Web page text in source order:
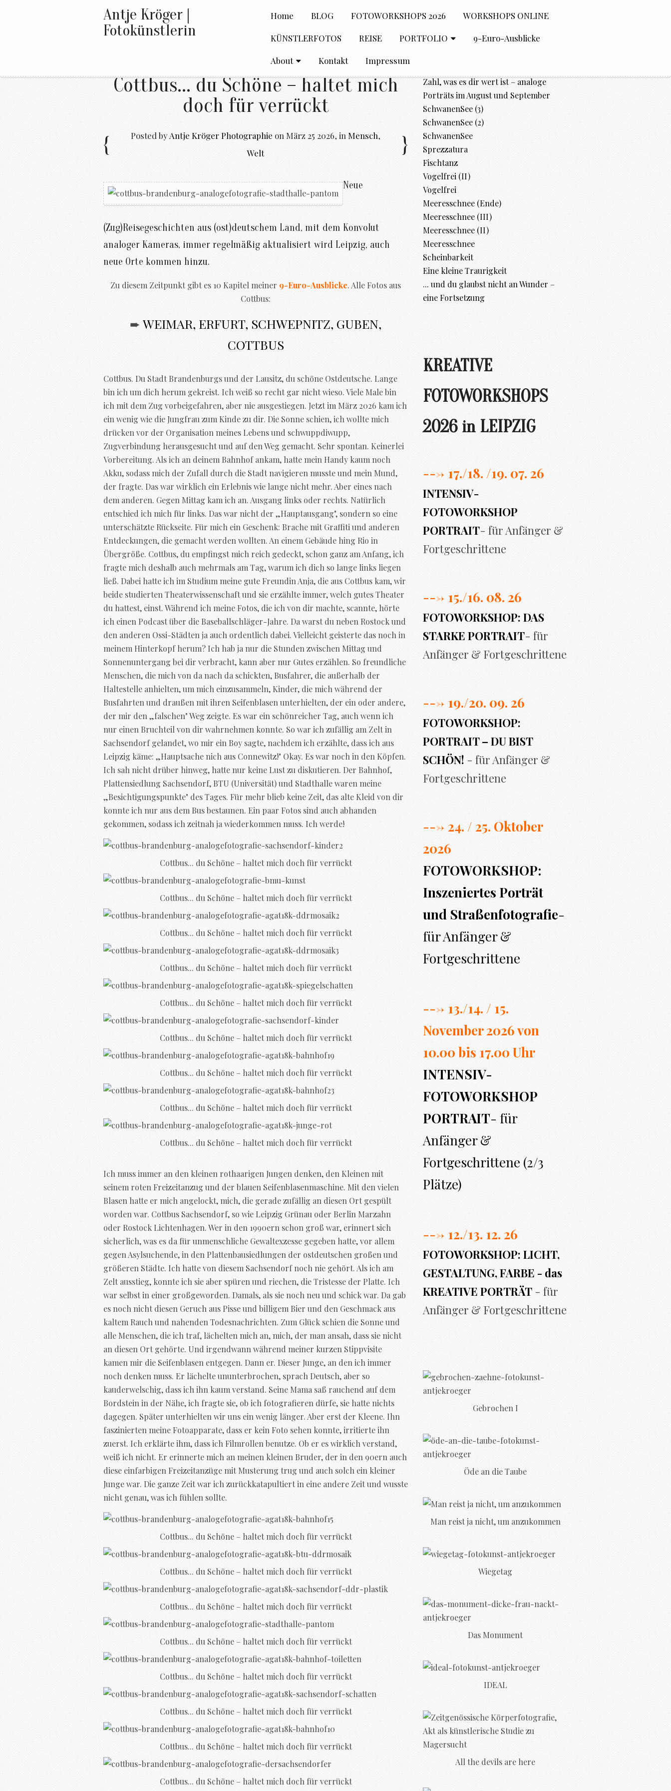
Antje Kröger |
Fotokünstlerin
Home BLOG FOTOWORKSHOPS 2026 WORKSHOPS ONLINE
KÜNSTLERFOTOS REISE PORTFOLIO 9-Euro-Ausblicke
About Kontakt Impressum
Cottbus... du Schöne – haltet mich
doch für verrückt
Posted byAntje Kröger Photographie on März 25 2026, in Mensch,
Welt
Neue
(Zug)Reisegeschichten aus (ost)deutschem Land, mit dem Konvolut
analoger Kameras, immer regelmäßig aktualisiert wird Leipzig, auch
neue Orte kommen hinzu.
Zu diesem Zeitpunkt gibt es 10 Kapitel meiner 9-Euro-Ausblicke. Alle Fotos aus
Cottbus:
➨WEIMAR, ERFURT, SCHWEPNITZ, GUBEN,
COTTBUS
Cottbus. Du Stadt Brandenburgs und der Lausitz, du schöne Ostdeutsche. Lange
bin ich um dich herum gekreist. Ich weiß so recht gar nicht wieso. Viele Male bin
ich mit dem Zug vorbeigefahren, aber nie ausgestiegen. Jetzt im März 2026 kam ich
ein wenig wie die Jungfrau zum Kinde zu dir. Die Sonne schien, ich wollte mich
drücken vor der Organisation meines Lebens und schwuppdiwupp,
Zugverbindung herausgesucht und auf den Weg gemacht. Sehr spontan. Keinerlei
Vorbereitung. Als ich an deinem Bahnhof ankam, hatte mein Handy kaum noch
Akku, sodass mich der Zufall durch die Stadt navigieren musste und mein Mund,
der fragte. Das war wirklich ein Erlebnis wie lange nicht mehr. Aber eines nach
dem anderen. Gegen Mittag kam ich an. Ausgang links oder rechts. Natürlich
entschied ich mich für links. Das war nicht der „Hauptausgang", sondern so eine
unterschätzte Rückseite. Für mich ein Geschenk: Brache mit Graffiti und anderen
Entdeckungen, die gemacht werden wollten. An einem Gebäude hing Rio in
Übergröße. Cottbus, du empfingst mich reich gedeckt, schon ganz am Anfang, ich
fragte mich deshalb auch mehrmals am Tag, warum ich dich so lange links liegen
ließ. Dabei hatte ich im Studium meine gute Freundin Anja, die aus Cottbus kam, wir
beide studierten Theaterwissenschaft und sie erzählte immer, welch gutes Theater
du hattest, einst. Während ich meine Fotos, die ich von dir machte, scannte, hörte
ich einen Podcast über die Baseballschläger-Jahre. Da warst du neben Rostock und
den anderen Ossi-Städten ja auch ordentlich dabei. Vielleicht geisterte das noch in
meinem Hinterkopf herum? Ich hab ja nur die Stunden zwischen Mittag und
Sonnenuntergang bei dir verbracht, kann aber nur Gutes erzählen. So freundliche
Menschen, die mich von da nach da schickten, Busfahrer, die außerhalb der
Haltestelle anhielten, um mich einzusammeln, Kinder, die mich während der
Busfahrten und draußen mit ihren Seifenblasen unterhielten, der ein oder andere,
der mir den „falschen" Weg zeigte. Es war ein schönreicher Tag, auch wenn ich
nur einen Bruchteil von dir wahrnehmen konnte. So war ich zufällig am Zelt in
Sachsendorf gelandet, wo mir ein Boy sagte, nachdem ich erzählte, dass ich aus
Leipzig käme: „Hauptsache nich aus Connewitz!" Okay. Es war noch in den Köpfen.
Ich sah nicht drüber hinweg, hatte nur keine Lust zu diskutieren. Der Bahnhof,
Plattensiedlung Sachsendorf, BTU (Universität) und Stadthalle waren meine
„Besichtigungspunkte" des Tages. Für mehr blieb keine Zeit, das alte Kleid von dir
konnte ich nur aus dem Bus bestaunen. Ein paar Fotos sind auch abhanden
gekommen, sodass ich zeitnah ja wiederkommen muss. Ich werde!
Cottbus... du Schöne – haltet mich doch für verrückt
Cottbus... du Schöne – haltet mich doch für verrückt
Cottbus... du Schöne – haltet mich doch für verrückt
Cottbus... du Schöne – haltet mich doch für verrückt
Cottbus... du Schöne – haltet mich doch für verrückt
Cottbus... du Schöne – haltet mich doch für verrückt
Cottbus... du Schöne – haltet mich doch für verrückt
Cottbus... du Schöne – haltet mich doch für verrückt
Cottbus... du Schöne – haltet mich doch für verrückt
Ich muss immer an den kleinen rothaarigen Jungen denken, den Kleinen mit
seinem roten Freizeitanzug und der blauen Seifenblasenmaschine. Mit den vielen
Blasen hatte er mich angelockt, mich, die gerade zufällig an diesen Ort gespült
worden war. Cottbus Sachsendorf, so wie Leipzig Grünau oder Berlin Marzahn
oder Rostock Lichtenhagen. Wer in den 1990ern schon groß war, erinnert sich
sicherlich, was es da für unmenschliche Gewaltexzesse gegeben hatte, vor allem
gegen Asylsuchende, in den Plattenbausiedlungen der ostdeutschen großen und
größeren Städte. Ich hatte von diesem Sachsendorf noch nie gehört. Als ich am
Zelt ausstieg, konnte ich sie aber spüren und riechen, die Tristesse der Platte. Ich
war selbst in einer großgeworden. Damals, als sie noch neu und schick war. Da gab
es noch nicht diesen Geruch aus Pisse und billigem Bier und den Geschmack aus
kaltem Rauch und nahenden Todesnachrichten. Zum Glück schien die Sonne und
alle Menschen, die ich traf, lächelten mich an, mich, der man ansah, dass sie nicht
an diesen Ort gehörte. Und irgendwann während meiner kurzen Stippvisite
kamen mir die Seifenblasen entgegen. Dann er. Dieser Junge, an den ich immer
noch denken muss. Er lächelte ununterbrochen, sprach Deutsch, aber so
kauderwelschig, dass ich ihn kaum verstand. Seine Mama saß rauchend auf dem
Bordstein in der Nähe, ich fragte sie, ob ich fotografieren dürfe, sie hatte nichts
dagegen. Später unterhielten wir uns ein wenig länger. Aber erst der Kleene. Ihn
faszinierten meine Fotoapparate, dass er kein Foto sehen konnte, irritierte ihn
zuerst. Ich erklärte ihm, dass ich Filmrollen benutze. Ob er es wirklich verstand,
weiß ich nicht. Er erinnerte mich an meinen kleinen Bruder, der in den 90ern auch
diese einfarbigen Freizeitanzüge mit Musterung trug und auch solch ein kleiner
Junge war. Die ganze Zeit war ich zurückkatapultiert in eine andere Zeit und wusste
nicht genau, was ich fühlen sollte.
Cottbus... du Schöne – haltet mich doch für verrückt
Cottbus... du Schöne – haltet mich doch für verrückt
Cottbus... du Schöne – haltet mich doch für verrückt
Cottbus... du Schöne – haltet mich doch für verrückt
Cottbus... du Schöne – haltet mich doch für verrückt
Cottbus... du Schöne – haltet mich doch für verrückt
Cottbus... du Schöne – haltet mich doch für verrückt
Cottbus... du Schöne – haltet mich doch für verrückt
Zahl, was es dir wert ist – analoge
Porträts im August und September
SchwanenSee (3)
SchwanenSee (2)
SchwanenSee
Sprezzatura
Fischtanz
Vogelfrei (II)
Vogelfrei
Meeresschnee (Ende)
Meeresschnee (III)
Meeresschnee (II)
Meeresschnee
Scheinbarkeit
Eine kleine Traurigkeit
... und du glaubst nicht an Wunder –
eine Fortsetzung
KREATIVE
FOTOWORKSHOPS
2026 in LEIPZIG
---> 17./18. /19. 07. 26
INTENSIV-
FOTOWORKSHOP
PORTRAIT- für Anfänger &
Fortgeschrittene
---> 15./16. 08. 26
FOTOWORKSHOP: DAS
STARKE PORTRAIT- für
Anfänger & Fortgeschrittene
---> 19./20. 09. 26
FOTOWORKSHOP:
PORTRAIT – DU BIST
SCHÖN! - für Anfänger &
Fortgeschrittene
---> 24. / 25. Oktober
2026
FOTOWORKSHOP:
Inszeniertes Porträt
und Straßenfotografie-
für Anfänger &
Fortgeschrittene
---> 13./14. / 15.
November 2026 von
10.00 bis 17.00 Uhr
INTENSIV-
FOTOWORKSHOP
PORTRAIT- für
Anfänger &
Fortgeschrittene (2/3
Plätze)
---> 12./13. 12. 26
FOTOWORKSHOP: LICHT,
GESTALTUNG, FARBE - das
KREATIVE PORTRÄT - für
Anfänger & Fortgeschrittene
Gebrochen I
Öde an die Taube
Man reist ja nicht, um anzukommen
Wiegetag
Das Monument
IDEAL
All the devils are here